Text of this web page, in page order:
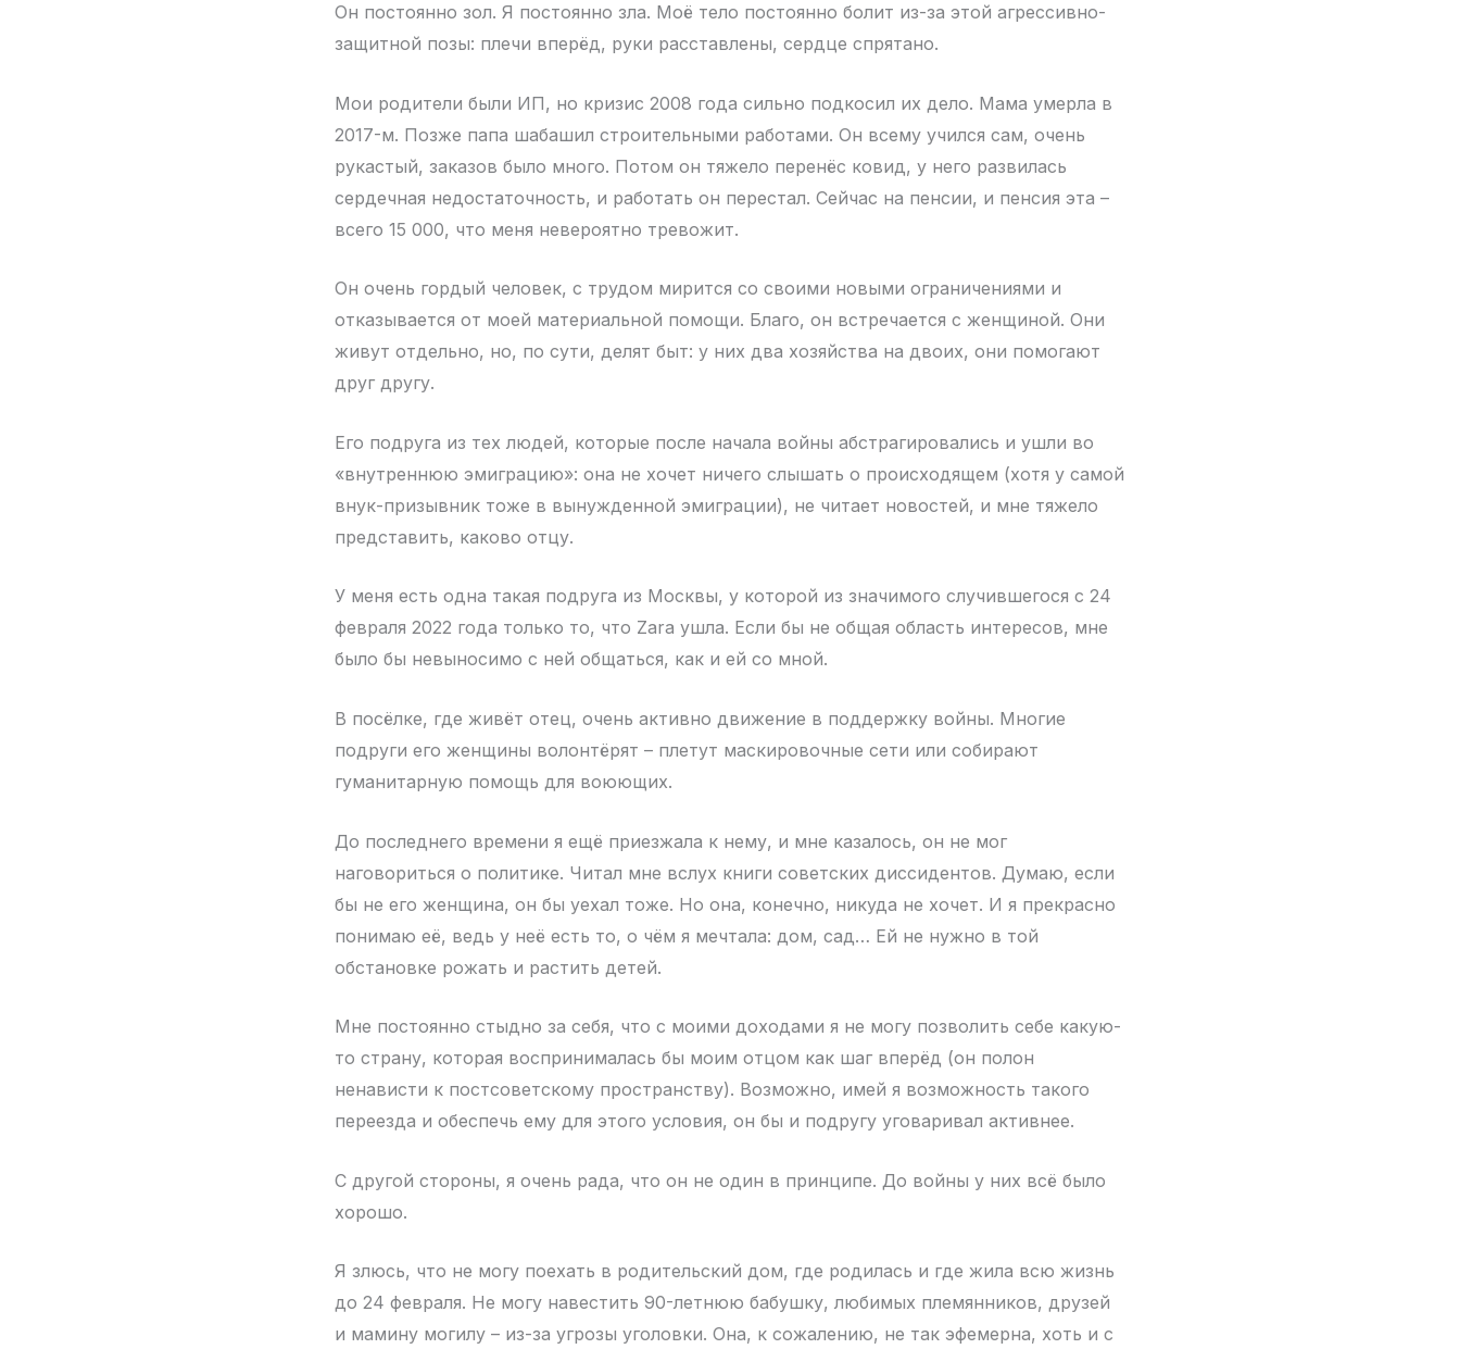
Он постоянно зол. Я постоянно зла. Моё тело постоянно болит из-за этой агрессивно-
защитной позы: плечи вперёд, руки расставлены, сердце спрятано.
Мои родители были ИП, но кризис 2008 года сильно подкосил их дело. Мама умерла в
2017-м. Позже папа шабашил строительными работами. Он всему учился сам, очень
рукастый, заказов было много. Потом он тяжело перенёс ковид, у него развилась
сердечная недостаточность, и работать он перестал. Сейчас на пенсии, и пенсия эта –
всего 15 000, что меня невероятно тревожит.
Он очень гордый человек, с трудом мирится со своими новыми ограничениями и
отказывается от моей материальной помощи. Благо, он встречается с женщиной. Они
живут отдельно, но, по сути, делят быт: у них два хозяйства на двоих, они помогают
друг другу.
Его подруга из тех людей, которые после начала войны абстрагировались и ушли во
«внутреннюю эмиграцию»: она не хочет ничего слышать о происходящем (хотя у самой
внук-призывник тоже в вынужденной эмиграции), не читает новостей, и мне тяжело
представить, каково отцу.
У меня есть одна такая подруга из Москвы, у которой из значимого случившегося с 24
февраля 2022 года только то, что Zara ушла. Если бы не общая область интересов, мне
было бы невыносимо с ней общаться, как и ей со мной.
В посёлке, где живёт отец, очень активно движение в поддержку войны. Многие
подруги его женщины волонтёрят – плетут маскировочные сети или собирают
гуманитарную помощь для воюющих.
До последнего времени я ещё приезжала к нему, и мне казалось, он не мог
наговориться о политике. Читал мне вслух книги советских диссидентов. Думаю, если
бы не его женщина, он бы уехал тоже. Но она, конечно, никуда не хочет. И я прекрасно
понимаю её, ведь у неё есть то, о чём я мечтала: дом, сад… Ей не нужно в той
обстановке рожать и растить детей.
Мне постоянно стыдно за себя, что с моими доходами я не могу позволить себе какую-
то страну, которая воспринималась бы моим отцом как шаг вперёд (он полон
ненависти к постсоветскому пространству). Возможно, имей я возможность такого
переезда и обеспечь ему для этого условия, он бы и подругу уговаривал активнее.
С другой стороны, я очень рада, что он не один в принципе. До войны у них всё было
хорошо.
Я злюсь, что не могу поехать в родительский дом, где родилась и где жила всю жизнь
до 24 февраля. Не могу навестить 90-летнюю бабушку, любимых племянников, друзей
и мамину могилу – из-за угрозы уголовки. Она, к сожалению, не так эфемерна, хоть и с